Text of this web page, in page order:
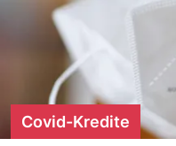
Covid-Kredite